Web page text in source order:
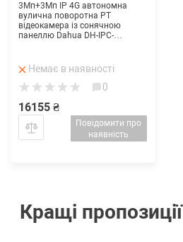
3Мп+3Мп IP 4G автономна
вулична поворотна PT
відеокамера із сонячною
панеллю Dahua DH-IPC-
Немає в наявності
0
16155 ₴
Повідомити про
наявність
Кращі пропозиції